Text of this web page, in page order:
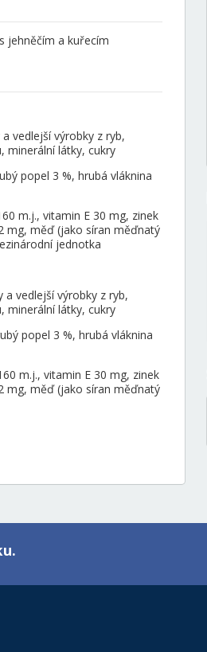
jehněčím a kuřecím
vedlejší výrobky z ryb,
minerální látky, cukry
popel 3 %, hrubá vláknina
m.j., vitamin E 30 mg, zinek
mg, měď (jako síran měďnatý
jednotka
vedlejší výrobky z ryb,
minerální látky, cukry
popel 3 %, hrubá vláknina
m.j., vitamin E 30 mg, zinek
mg, měď (jako síran měďnatý